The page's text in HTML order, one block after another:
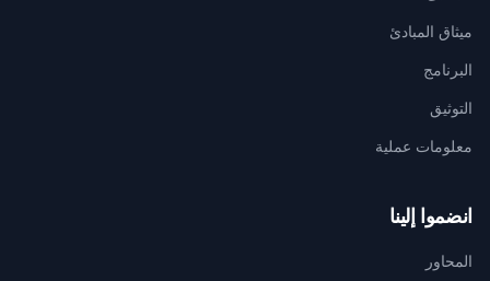
ميثاق المبادئ
البرنامج
التوثيق
معلومات عملية
انضموا إلينا
المحاور